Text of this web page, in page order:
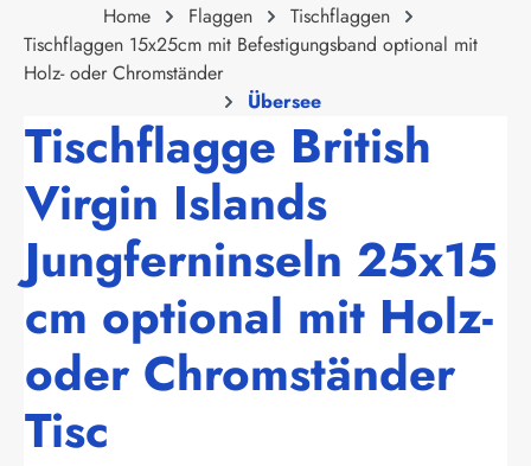
Home Flaggen
Tischflaggen
Tischflaggen 15x25cm mit Befestigungsband optional mit
Holz- oder Chromständer
Übersee
Tischflagge British
Virgin Islands
Jungferninseln 25x15
cm optional mit Holz-
oder Chromständer
Tisc